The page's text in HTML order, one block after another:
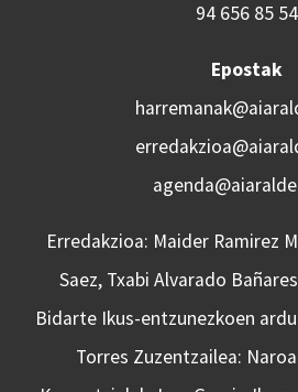
94 656 85 54
Epostak
Erredakzioa: Maider Ramirez
Saez, Txabi Alvarado
Bidarte Ikus-entzunezkoen
Torres Zuzentzailea: